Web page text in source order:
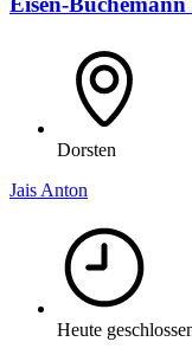
Dorsten
Jais Anton
Heute